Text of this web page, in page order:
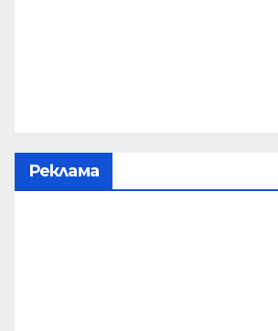
Реклама